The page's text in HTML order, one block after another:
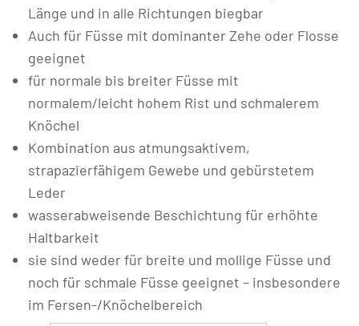
Länge und in alle Richtungen biegbar
Auch für Füsse mit dominanter Zehe oder Flosse
geeignet
für normale bis breiter Füsse mit
normalem/leicht hohem Rist und schmalerem
Knöchel
Kombination aus atmungsaktivem,
strapazierfähigem Gewebe und gebürstetem
Leder
wasserabweisende Beschichtung für erhöhte
Haltbarkeit
sie sind weder für breite und mollige Füsse und
noch für schmale Füsse geeignet – insbesondere
im Fersen-/Knöchelbereich